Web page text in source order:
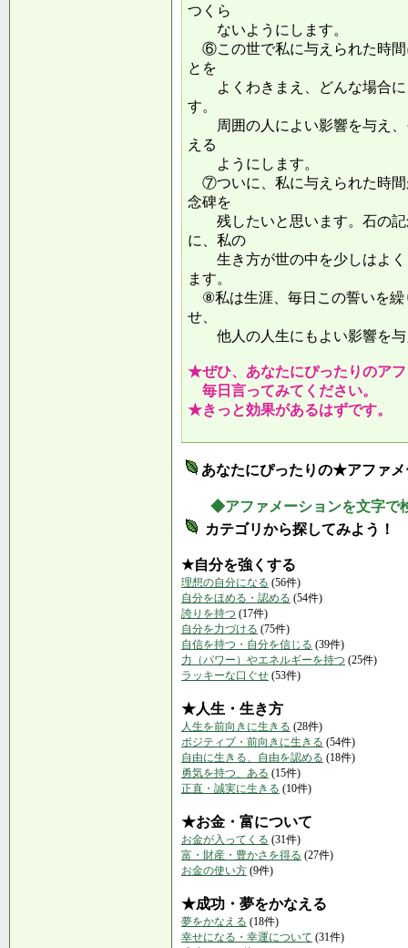
つくら
ないようにします。
⑥この世で私に与えられた時間
とを
よくわきまえ、どんな場合に
す。
周囲の人によい影響を与え、
える
ようにします。
⑦ついに、私に与えられた時間
念碑を
残したいと思います。石の記
に、私の
生き方が世の中を少しはよく
ます。
⑧私は生涯、毎日この誓いを繰
せ、
他人の人生にもよい影響
★ぜひ、あなたにぴったりのア
毎日言ってみてください。
★きっと効果があるはずです。
あなたにぴったりの★アファ
◆アファメーションを文字で
カテゴリから探してみよう！
★自分を強くする
理想の自分になる (56件)
自分をほめる・認める (54件)
誇りを持つ (17件)
自分を力づける (75件)
自信を持つ・自分を信じる (39件)
力（パワー）やエネルギーを持つ (25件)
ラッキーな口ぐせ (53件)
★人生・生き方
人生を前向きに生きる (28件)
ポジティブ・前向きに生きる (54件)
自由に生きる、自由を認める (18件)
勇気を持つ、ある (15件)
正直・誠実に生きる (10件)
★お金・富について
お金が入ってくる (31件)
富・財産・豊かさを得る (27件)
お金の使い方 (9件)
★成功・夢をかなえる
夢をかなえる (18件)
幸せになる・幸運について (31件)